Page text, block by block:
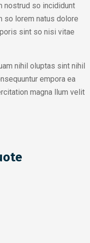
nostrud so incididunt
so lorem natus dolore
sint so nisi vitae
nihil oluptas sint nihil
empora ea
magna llum velit